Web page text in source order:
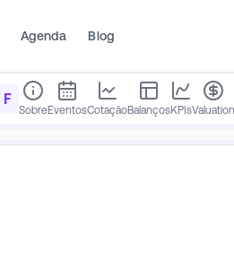
Agenda Blog
F
SobreEventosCotaçãoBalançosKPIsValuation